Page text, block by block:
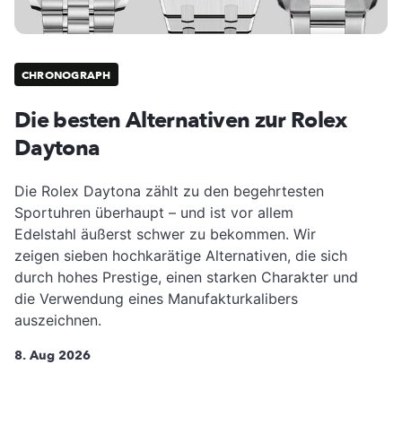
CHRONOGRAPH
Die besten Alternativen zur Rolex
Daytona
Die Rolex Daytona zählt zu den begehrtesten
Sportuhren überhaupt – und ist vor allem
Edelstahl äußerst schwer zu bekommen. Wir
zeigen sieben hochkarätige Alternativen, die sich
durch hohes Prestige, einen starken Charakter und
die Verwendung eines Manufakturkalibers
auszeichnen.
8. Aug 2026